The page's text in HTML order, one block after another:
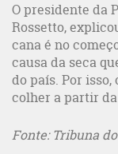
O presidente da
Rossetto,
cana é no
causa da seca
do país. Por
colher a partir
Fonte: Tribuna